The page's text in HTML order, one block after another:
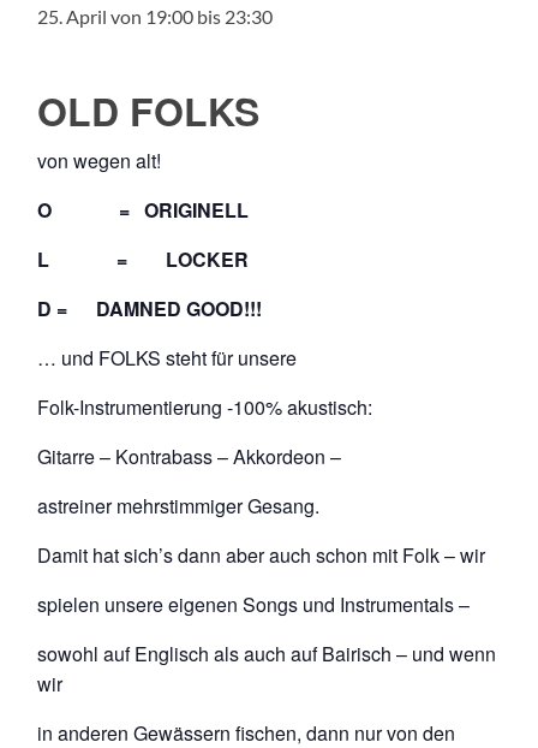
25. April von 19:00 bis 23:30
OLD FOLKS
von wegen alt!
O = ORIGINELL
L = LOCKER
D = DAMNED GOOD!!!
… und FOLKS steht für unsere
Folk-Instrumentierung -100% akustisch:
Gitarre – Kontrabass – Akkordeon –
astreiner mehrstimmiger Gesang.
Damit hat sich’s dann aber auch schon mit Folk – wir
spielen unsere eigenen Songs und Instrumentals –
sowohl auf Englisch als auch auf Bairisch – und wenn
wir
in anderen Gewässern fischen, dann nur von den